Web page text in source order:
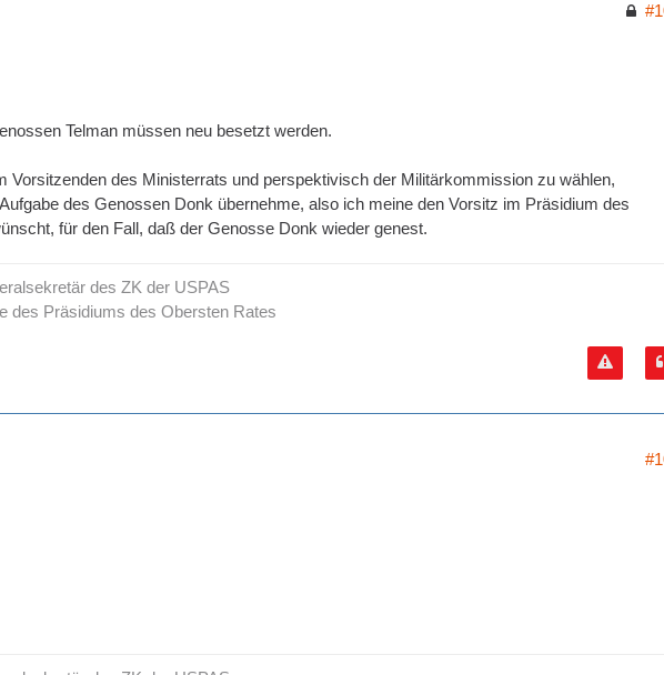
Telman müssen neu besetzt werden.
des Ministerrats und perspektivisch der Militärkommission zu wählen,
des Genossen Donk übernehme, also ich meine den Vorsitz im Präsidium des
für den Fall, daß der Genosse Donk wieder genest.
des ZK der USPAS
des Präsidiums des Obersten Rates